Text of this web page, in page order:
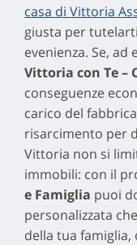
casa di Vittoria
giusta per
evenienza. Se,
Vittoria con Te –
conseguenze
carico del
risarcimento per
Vittoria non si
immobili: con il
e Famiglia puoi
personalizzata
della tua